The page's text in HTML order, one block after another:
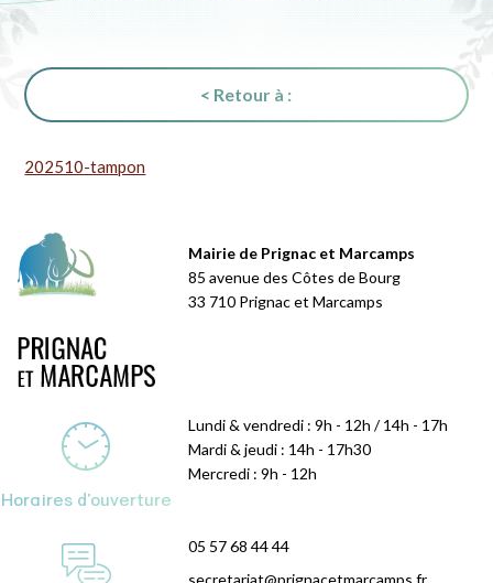
< Retour à :
202510-tampon
Mairie de Prignac et Marcamps
85 avenue des Côtes de Bourg
33 710 Prignac et Marcamps
Horaires d'ouverture
Lundi & vendredi : 9h - 12h / 14h - 17h
Mardi & jeudi : 14h - 17h30
Mercredi : 9h - 12h
05 57 68 44 44